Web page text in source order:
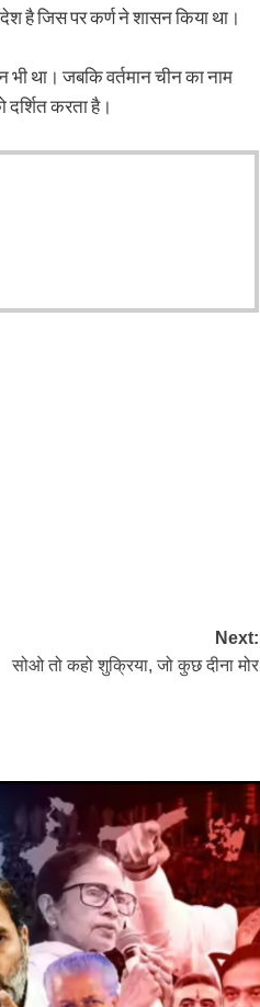
है जिस पर कर्ण ने शासन किया था।
था। जबकि वर्तमान चीन का नाम
दर्शित करता है।
Next:
सोओ तो कहो शुक्रिया, जो कुछ दीना मोर